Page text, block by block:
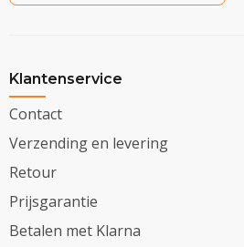
Klantenservice
Contact
Verzending en levering
Retour
Prijsgarantie
Betalen met Klarna